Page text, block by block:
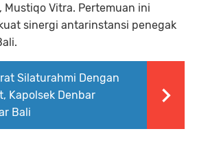
Mustiqo Vitra. Pertemuan ini
sinergi antarinstansi penegak
Silaturahmi Dengan
Kapolsek Denbar
Bali